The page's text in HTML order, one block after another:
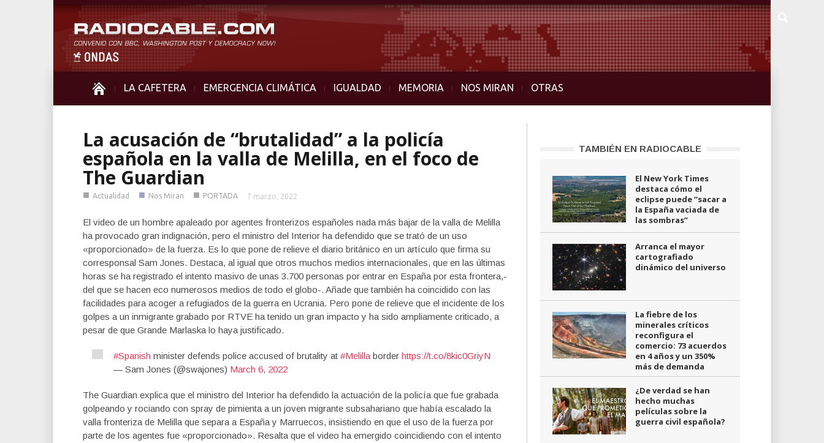
LA CAFETERA EMERGENCIA CLIMÁTICA IGUALDAD MEMORIA NOS MIRAN OTRAS
La acusación de “brutalidad” a la policía
española en la valla de Melilla, en el foco de
The Guardian
■ Actualidad ■ Nos Miran ■ PORTADA 7 marzo, 2022
El video de un hombre apaleado por agentes fronterizos españoles nada más bajar de la valla de Melilla
ha provocado gran indignación, pero el ministro del Interior ha defendido que se trató de un uso
«proporcionado» de la fuerza. Es lo que pone de relieve el diario británico en un artículo que firma su
corresponsal Sam Jones. Destaca, al igual que otros muchos medios internacionales, que en las últimas
horas se ha registrado el intento masivo de unas 3.700 personas por entrar en España por esta frontera,-
del que se hacen eco numerosos medios de todo el globo-. Añade que también ha coincidido con las
facilidades para acoger a refugiados de la guerra en Ucrania. Pero pone de relieve que el incidente de los
golpes a un inmigrante grabado por RTVE ha tenido un gran impacto y ha sido ampliamente criticado, a
pesar de que Grande Marlaska lo haya justificado.
#Spanish minister defends police accused of brutality at #Melilla border https://t.co/8kic0GriyN
— Sam Jones (@swajones) March 6, 2022
The Guardian explica que el ministro del Interior ha defendido la actuación de la policía que fue grabada
golpeando y rociando con spray de pimienta a un joven migrante subsahariano que había escalado la
valla fronteriza de Melilla que separa a España y Marruecos, insistiendo en que el uso de la fuerza por
parte de los agentes fue «proporcionado». Resalta que el video ha emergido coincidiendo con el intento
TAMBIÉN EN RADIOCABLE
El New York Times
destaca cómo el
eclipse puede “sacar a
la España vaciada de
las sombras”
Arranca el mayor
cartografiado
dinámico del universo
La fiebre de los
minerales críticos
reconfigura el
comercio: 73 acuerdos
en 4 años y un 350%
más de demanda
¿De verdad se han
hecho muchas
películas sobre la
guerra civil española?